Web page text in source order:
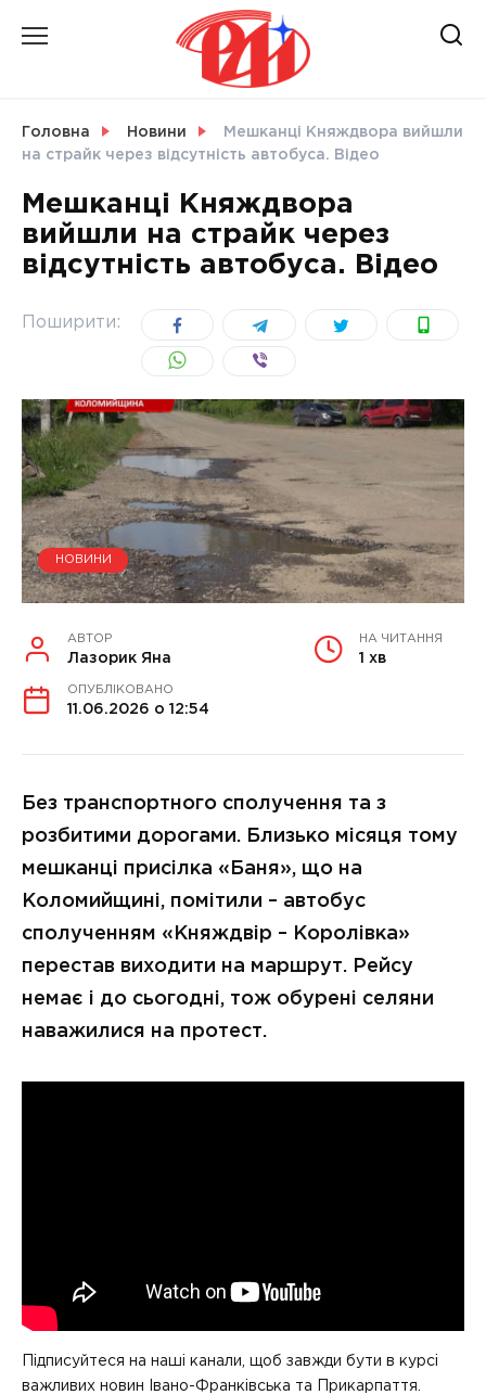
Головна Новини
Мешканці Княждвора вийшли
на страйк через відсутність автобуса. Відео
Мешканці Княждвора
вийшли на страйк через
відсутність автобуса. Відео
Поширити:
НОВИНИ
АВТОР
Лазорик Яна
НА ЧИТАННЯ
1 хв
ОПУБЛІКОВАНО
11.06.2026 о 12:54
Без транспортного сполучення та з
розбитими дорогами. Близько місяця тому
мешканці присілка «Баня», що на
Коломийщині, помітили – автобус
сполученням «Княждвір – Королівка»
перестав виходити на маршрут. Рейсу
немає і до сьогодні, тож обурені селяни
наважилися на протест.
Підписуйтеся на наші канали, щоб завжди бути в курсі
важливих новин Івано-Франківська та Прикарпаття.